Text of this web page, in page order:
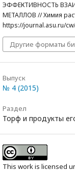
ЭФФЕКТИВНОСТЬ
МЕТАЛЛОВ // Химия
https://journal.asu.ru/
Другие форматы
Выпуск
№ 4 (2015)
Раздел
Торф и продукты
This work is licensed